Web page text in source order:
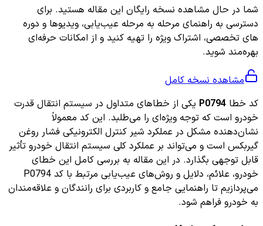
شما در حال مشاهده نسخه رایگان این مقاله هستید. برای
دسترسی به راهنمای مرحله به مرحله عیب‌یابی، ویدیوها و دوره
های تخصصی، اشتراک ویژه را تهیه کنید و از امکانات حرفه‌ای
بهره‌مند شوید.
مشاهده نسخه کامل
کد خطا P0794 یکی از خطاهای متداول در سیستم انتقال قدرت
خودرو است که توجه ویژه‌ای را می‌طلبد. این کد معمولاً
نشان‌دهنده مشکل در عملکرد شیر کنترل الکترونیکی فشار روغن
گیربکس است و می‌تواند بر عملکرد کلی سیستم انتقال خودرو تأثیر
قابل توجهی بگذارد. در این مقاله به بررسی کامل این خطای
خودرو، علائم، دلایل و روش‌های عیب‌یابی مرتبط با کد P0794
می‌پردازیم تا راهنمایی جامع و کاربردی برای رانندگان و علاقه‌مندان
به خودرو فراهم شود.